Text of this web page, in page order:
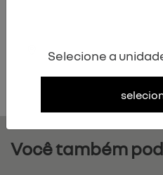
Você também
Selecione a